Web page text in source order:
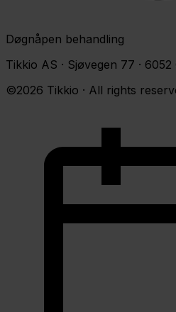
Døgnåpen behandling
Tikkio AS · Sjøvegen 77 ·
©2026 Tikkio · All rights